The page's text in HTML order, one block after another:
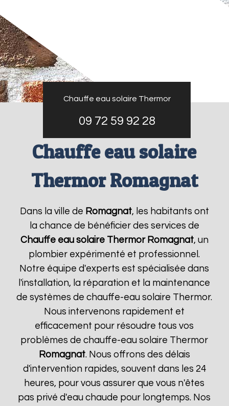
Chauffe eau solaire Thermor
09 72 59 92 28
Chauffe eau solaire
Thermor Romagnat
Dans la ville de Romagnat, les habitants ont
la chance de bénéficier des services de
Chauffe eau solaire Thermor Romagnat, un
plombier expérimenté et professionnel.
Notre équipe d'experts est spécialisée dans
l'installation, la réparation et la maintenance
de systèmes de chauffe-eau solaire Thermor.
Nous intervenons rapidement et
efficacement pour résoudre tous vos
problèmes de chauffe-eau solaire Thermor
Romagnat. Nous offrons des délais
d'intervention rapides, souvent dans les 24
heures, pour vous assurer que vous n'êtes
pas privé d'eau chaude pour longtemps. Nos